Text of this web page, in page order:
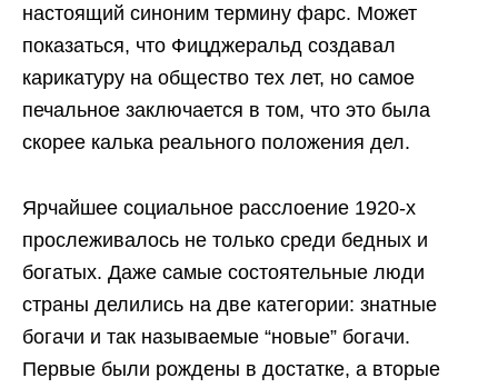
настоящий синоним термину фарс. Может
показаться, что Фицджеральд создавал
карикатуру на общество тех лет, но самое
печальное заключается в том, что это была
скорее калька реального положения дел.
Ярчайшее социальное расслоение 1920-х
прослеживалось не только среди бедных и
богатых. Даже самые состоятельные люди
страны делились на две категории: знатные
богачи и так называемые “новые” богачи.
Первые были рождены в достатке, а вторые